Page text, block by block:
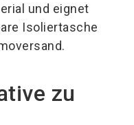
und eignet
Isoliertasche
zu